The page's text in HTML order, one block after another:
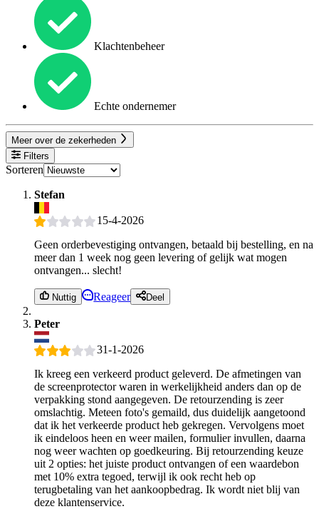
Klachtenbeheer
Echte ondernemer
Meer over de zekerheden
Filters
Sorteren
Stefan
15-4-2026
Geen orderbevestiging ontvangen, betaald bij bestelling, en na
meer dan 1 week nog geen levering of gelijk wat mogen
ontvangen... slecht!
Nuttig Reageer Deel
Peter
31-1-2026
Ik kreeg een verkeerd product geleverd. De afmetingen van
de screenprotector waren in werkelijkheid anders dan op de
verpakking stond aangegeven. De retourzending is zeer
omslachtig. Meteen foto's gemaild, dus duidelijk aangetoond
dat ik het verkeerde product heb gekregen. Vervolgens moet
ik eindeloos heen en weer mailen, formulier invullen, daarna
nog weer wachten op goedkeuring. Bij retourzending keuze
uit 2 opties: het juiste product ontvangen of een waardebon
met 10% extra tegoed, terwijl ik ook recht heb op
terugbetaling van het aankoopbedrag. Ik wordt niet blij van
deze klantenservice.